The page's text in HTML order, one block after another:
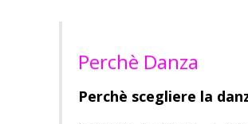
Perchè Danza
Perchè scegliere la